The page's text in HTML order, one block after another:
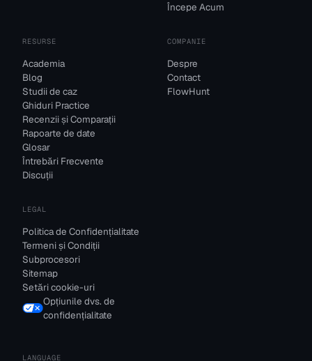
Începe Acum
RESURSE
Academia
Blog
Studii de caz
Ghiduri Practice
Recenzii și Comparații
Rapoarte de date
Glosar
Întrebări Frecvente
Discuții
COMPANIE
Despre
Contact
FlowHunt
LEGAL
Politica de Confidențialitate
Termeni și Condiții
Subprocesori
Sitemap
Setări cookie-uri
Opțiunile dvs. de
confidențialitate
LANGUAGE